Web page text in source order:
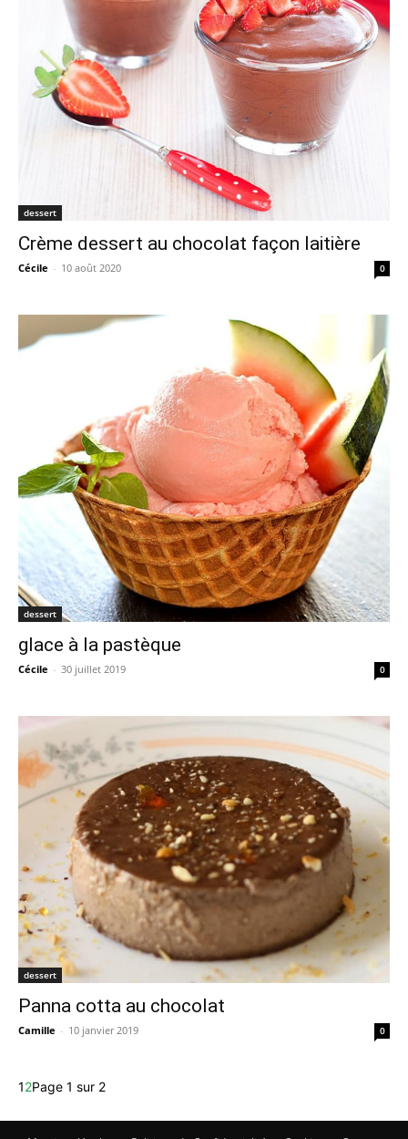
dessert
Crème dessert au chocolat façon laitière
Cécile - 10 août 2020 0
dessert
glace à la pastèque
Cécile - 30 juillet 2019 0
dessert
Panna cotta au chocolat
Camille - 10 janvier 2019 0
12Page 1 sur 2